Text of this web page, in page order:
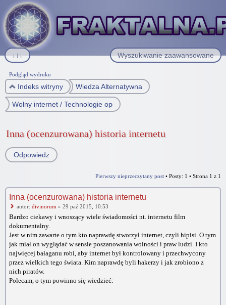
Wyszukiwanie zaawansowane
↓↓↓
Podgląd wydruku
Indeks witryny Wiedza Alternatywna
Wolny internet / Technologie open source
Inna (ocenzurowana) historia internetu
Odpowiedz
Pierwszy nieprzeczytany post • Posty: 1 • Strona 1 z 1
Inna (ocenzurowana) historia internetu
autor: divinorum » 29 paź 2015, 10:53
Bardzo ciekawy i wnoszący wiele świadomości nt. internetu film
dokumentalny.
Jest w nim zawarte o tym kto naprawdę stworzył internet, czyli hipisi. O tym
jak miał on wyglądać w sensie poszanowania wolności i praw ludzi. I kto
najwięcej bałaganu robi, aby internet był kontrolowany i przechwycony
przez wielkich tego świata. Kim naprawdę byli hakerzy i jak zrobiono z
nich piratów.
Polecam, o tym powinno się wiedzieć: